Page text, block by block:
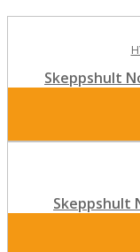
Skeppshult
Skeppshult